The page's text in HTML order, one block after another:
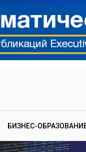
БИЗНЕС-